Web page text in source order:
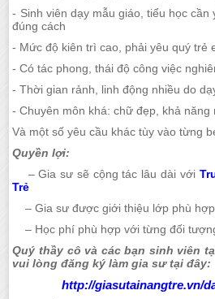
- Sinh viên dạy mẫu giáo, tiểu học cần
đúng cách
- Mức độ kiên trì cao, phải yêu quý trẻ
- Có tác phong, thái độ công việc
- Thời gian rảnh, linh động nhiều do
- Chuyên môn khá: chữ đẹp, khả năng
Và một số yêu cầu khác tùy vào từng
Quyền lợi:
– Gia sư sẽ cộng tác lâu dài với
Trẻ
– Gia sư được giới thiệu lớp phù
– Học phí phù hợp với từng đối
Quý thầy cô và các bạn sinh viên
vui lòng đăng ký làm gia sư tại đây:
http://giasutainangtre.vn/